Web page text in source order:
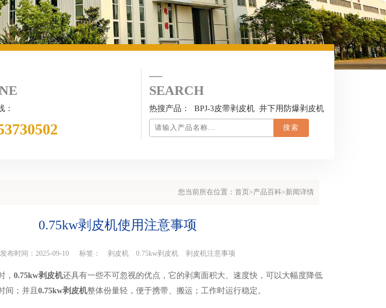
：
SEARCH
热搜产品： BPJ-3皮带剥皮机 井下用防爆剥皮机
您当前所在位置： 首页 >产品百科>新闻详情
0.75kw剥皮机使用注意事项
发布时间：2025-09-10 标签： 剥皮机 0.75kw剥皮机 剥皮机注意事项
， 0.75kw剥皮机还具有一些不可忽视的优点，它的剥离面积大、速度快，可以大幅度降低
间；并且 0.75kw剥皮机整体份量轻，便于携带、搬运；工作时运行稳定。